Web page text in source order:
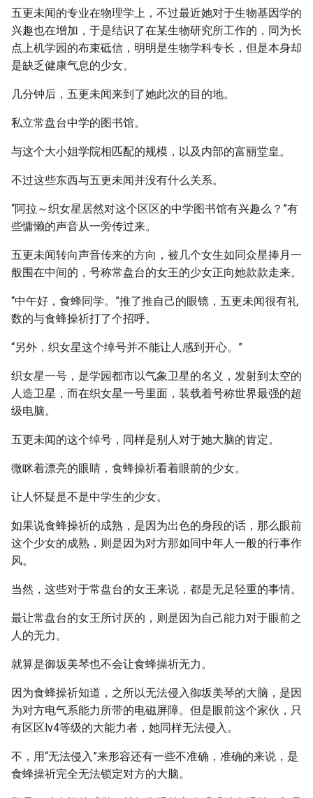
五更未闻的专业在物理学上，不过最近她对于生物基因学的
兴趣也在增加，于是结识了在某生物研究所工作的，同为长
点上机学园的布束砥信，明明是生物学科专长，但是本身却
是缺乏健康气息的少女。
几分钟后，五更未闻来到了她此次的目的地。
私立常盘台中学的图书馆。
与这个大小姐学院相匹配的规模，以及内部的富丽堂皇。
不过这些东西与五更未闻并没有什么关系。
“阿拉～织女星居然对这个区区的中学图书馆有兴趣么？”有
些慵懒的声音从一旁传过来。
五更未闻转向声音传来的方向，被几个女生如同众星捧月一
般围在中间的，号称常盘台的女王的少女正向她款款走来。
“中午好，食蜂同学。”推了推自己的眼镜，五更未闻很有礼
数的与食蜂操祈打了个招呼。
“另外，织女星这个绰号并不能让人感到开心。”
织女星一号，是学园都市以气象卫星的名义，发射到太空的
人造卫星，而在织女星一号里面，装载着号称世界最强的超
级电脑。
五更未闻的这个绰号，同样是别人对于她大脑的肯定。
微眯着漂亮的眼睛，食蜂操祈看着眼前的少女。
让人怀疑是不是中学生的少女。
如果说食蜂操祈的成熟，是因为出色的身段的话，那么眼前
这个少女的成熟，则是因为对方那如同中年人一般的行事作
风。
当然，这些对于常盘台的女王来说，都是无足轻重的事情。
最让常盘台的女王所讨厌的，则是因为自己能力对于眼前之
人的无力。
就算是御坂美琴也不会让食蜂操祈无力。
因为食蜂操祈知道，之所以无法侵入御坂美琴的大脑，是因
为对方电气系能力所带的电磁屏障。但是眼前这个家伙，只
有区区lv4等级的大能力者，她同样无法侵入。
不，用“无法侵入”来形容还有一些不准确，准确的来说，是
食蜂操祈完全无法锁定对方的大脑。